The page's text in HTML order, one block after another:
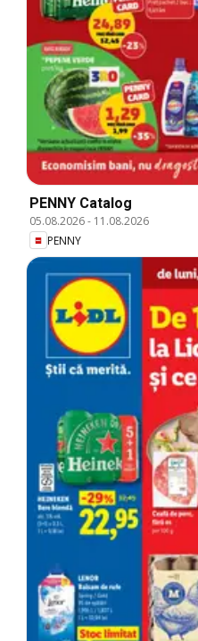
PENNY Catalog
05.08.2026- 11.08.2026
PENNY